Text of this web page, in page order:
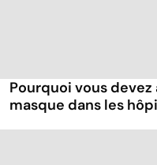
Pourquoi vous
masque dans les